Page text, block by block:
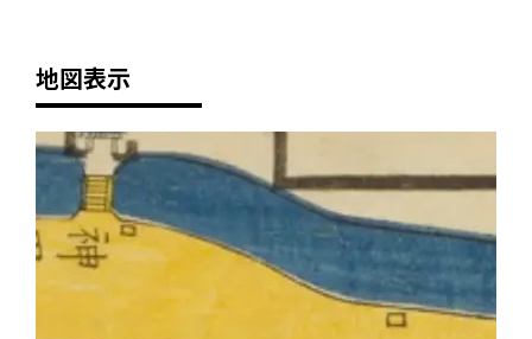
地図表示
+
-